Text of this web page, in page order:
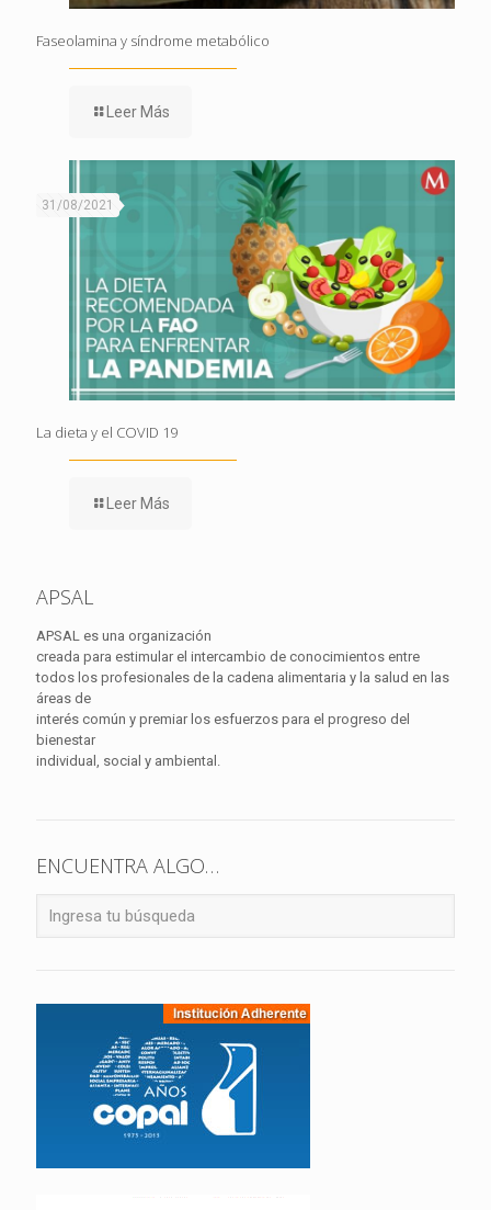
Faseolamina y síndrome metabólico
Leer Más
31/08/2021
La dieta y el COVID 19
Leer Más
APSAL
APSAL es una organización
creada para estimular el intercambio de conocimientos entre
todos los profesionales de la cadena alimentaria y la salud en las
áreas de
interés común y premiar los esfuerzos para el progreso del
bienestar
individual, social y ambiental.
ENCUENTRA ALGO…